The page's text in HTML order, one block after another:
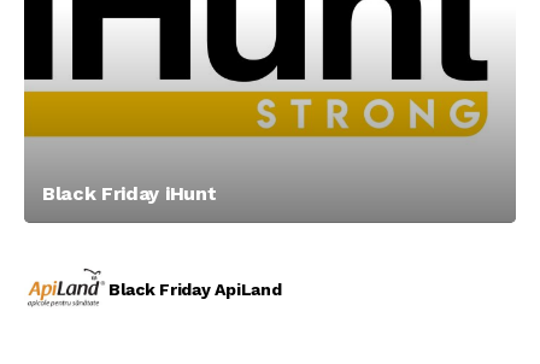
Black Friday iHunt
Black Friday ApiLand